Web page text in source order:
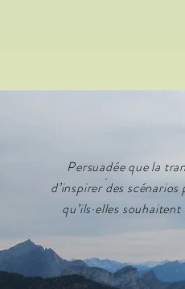
Persuadée que la
d’inspirer des
qu’ils·elles